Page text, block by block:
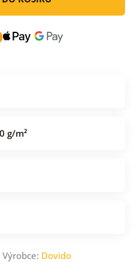
g/m²
Dovido